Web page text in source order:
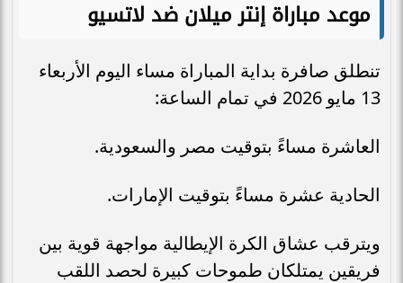
موعد مباراة إنتر ميلان ضد لاتسيو
تنطلق صافرة بداية المباراة مساء اليوم الأربعاء
13 مايو 2026 في تمام الساعة:
العاشرة مساءً بتوقيت مصر والسعودية.
الحادية عشرة مساءً بتوقيت الإمارات.
ويترقب عشاق الكرة الإيطالية مواجهة قوية بين
فريقين يمتلكان طموحات كبيرة لحصد اللقب